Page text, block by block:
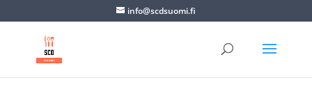
info@scdsuomi.fi